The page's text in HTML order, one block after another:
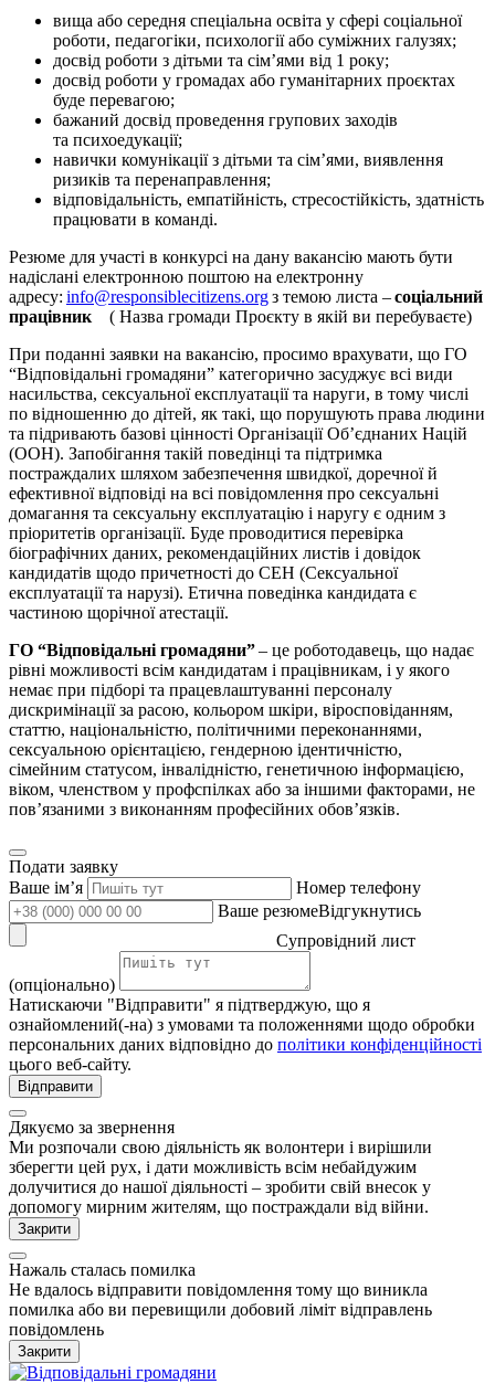
вища або середня спеціальна освіта у сфері соціальної
роботи, педагогіки, психології або суміжних галузях;
досвід роботи з дітьми та сім’ями від 1 року;
досвід роботи у громадах або гуманітарних проєктах
буде перевагою;
бажаний досвід проведення групових заходів
та психоедукації;
навички комунікації з дітьми та сім’ями, виявлення
ризиків та перенаправлення;
відповідальність, емпатійність, стресостійкість, здатність
працювати в команді.
Резюме для участі в конкурсі на дану вакансію мають бути
надіслані електронною поштою на електронну
адресу: info@responsiblecitizens.orgз темою листа –соціальний
працівник ( Назва громади Проєкту в якій ви перебуваєте)
При поданні заявки на вакансію, просимо врахувати, що ГО
“Відповідальні громадяни” категорично засуджує всі види
насильства, сексуальної експлуатації та наруги, в тому числі
по відношенню до дітей, як такі, що порушують права людини
та підривають базові цінності Організації Об’єднаних Націй
(ООН). Запобігання такій поведінці та підтримка
постраждалих шляхом забезпечення швидкої, доречної й
ефективної відповіді на всі повідомлення про сексуальні
домагання та сексуальну експлуатацію і наругу є одним з
пріоритетів організації. Буде проводитися перевірка
біографічних даних, рекомендаційних листів і довідок
кандидатів щодо причетності до СЕН (Сексуальної
експлуатації та нарузі). Етична поведінка кандидата є
частиною щорічної атестації.
ГО “Відповідальні громадяни”– це роботодавець, що надає
рівні можливості всім кандидатам і працівникам, і у якого
немає при підборі та працевлаштуванні персоналу
дискримінації за расою, кольором шкіри, віросповіданням,
статтю, національністю, політичними переконаннями,
сексуальною орієнтацією, гендерною ідентичністю,
сімейним статусом, інвалідністю, генетичною інформацією,
віком, членством у профспілках або за іншими факторами, не
пов’язаними з виконанням професійних обов’язків.
Подати заявку
Ваше імʼя
Номер телефону
Ваше резюмеВідгукнутись
Супровідний лист
(опціонально)
Натискаючи "Відправити" я підтверджую, що я
ознайомлений(-на) з умовами та положеннями щодо обробки
персональних даних відповідно до політики конфіденційності
цього веб-сайту.
Відправити
Дякуємо за звернення
Ми розпочали свою діяльність як волонтери і вирішили
зберегти цей рух, і дати можливість всім небайдужим
долучитися до нашої діяльності – зробити свій внесок у
допомогу мирним жителям, що постраждали від війни.
Закрити
Нажаль сталась помилка
Не вдалось відправити повідомлення тому що виникла
помилка або ви перевищили добовий ліміт відправлень
повідомлень
Закрити